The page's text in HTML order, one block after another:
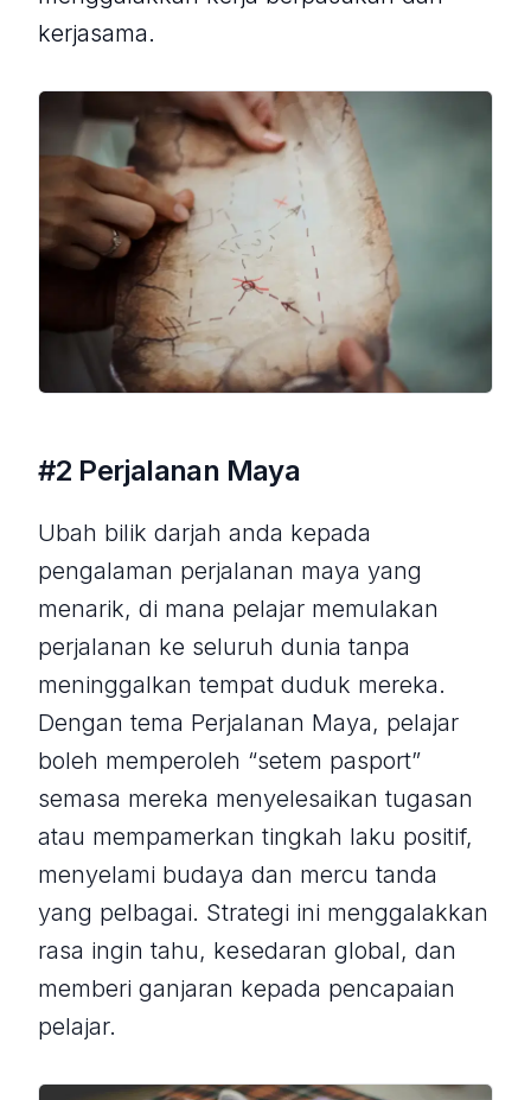
kerjasama.
#2 Perjalanan Maya
Ubah bilik darjah anda kepada
pengalaman perjalanan maya yang
menarik, di mana pelajar memulakan
perjalanan ke seluruh dunia tanpa
meninggalkan tempat duduk mereka.
Dengan tema Perjalanan Maya, pelajar
boleh memperoleh “setem pasport”
semasa mereka menyelesaikan tugasan
atau mempamerkan tingkah laku positif,
menyelami budaya dan mercu tanda
yang pelbagai. Strategi ini menggalakkan
rasa ingin tahu, kesedaran global, dan
memberi ganjaran kepada pencapaian
pelajar.